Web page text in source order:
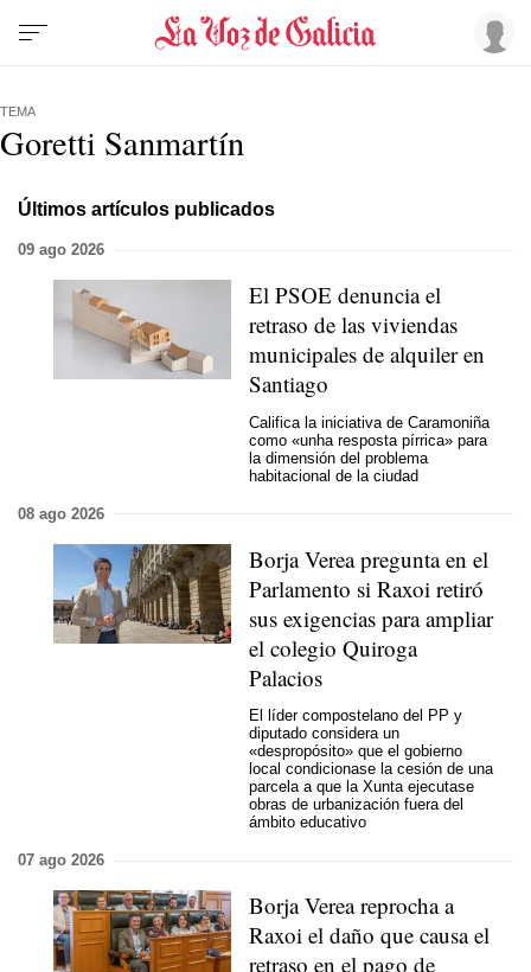
TEMA
Goretti Sanmartín
Últimos artículos publicados
09 ago 2026
El PSOE denuncia el
retraso de las viviendas
municipales de alquiler en
Santiago
Califica la iniciativa de Caramoniña
como «unha resposta pírrica» para
la dimensión del problema
habitacional de la ciudad
08 ago 2026
Borja Verea pregunta en el
Parlamento si Raxoi retiró
sus exigencias para ampliar
el colegio Quiroga
Palacios
El líder compostelano del PP y
diputado considera un
«despropósito» que el gobierno
local condicionase la cesión de una
parcela a que la Xunta ejecutase
obras de urbanización fuera del
ámbito educativo
07 ago 2026
Borja Verea reprocha a
Raxoi el daño que causa el
retraso en el pago de